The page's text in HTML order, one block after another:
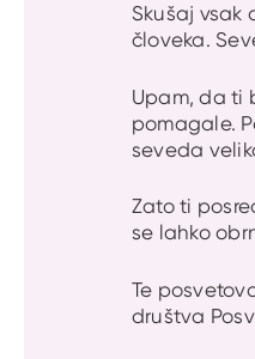
Skušaj vsak
človeka.
Upam, da ti
pomagale.
seveda
Zato ti
se lahko
Te
društva